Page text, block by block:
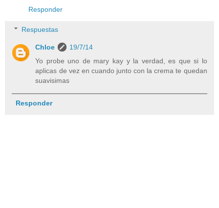
Responder
Respuestas
Chloe
19/7/14
Yo probe uno de mary kay y la verdad, es que si lo
aplicas de vez en cuando junto con la crema te quedan
suavisimas
Responder